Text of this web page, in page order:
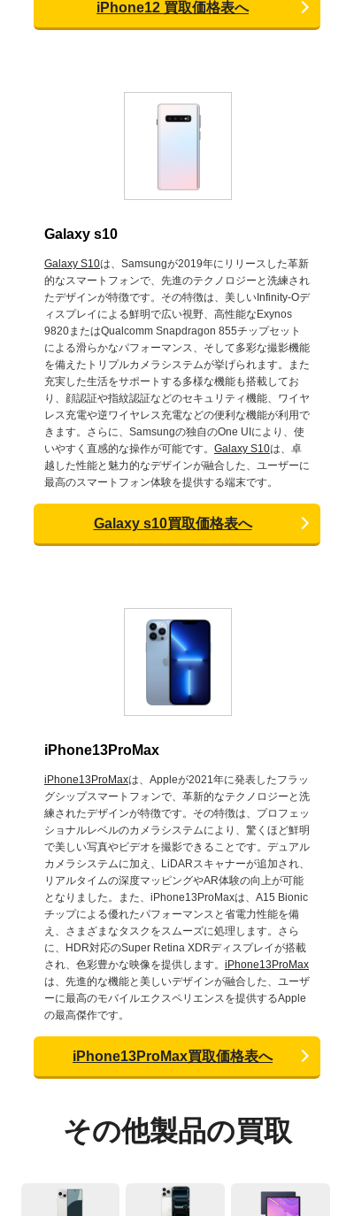
iPhone12 買取価格表へ
Galaxy s10
Galaxy S10は、Samsungが2019年にリリースした革新
的なスマートフォンで、先進のテクノロジーと洗練され
たデザインが特徴です。その特徴は、美しいInfinity-Oデ
ィスプレイによる鮮明で広い視野、高性能なExynos
9820またはQualcomm Snapdragon 855チップセット
による滑らかなパフォーマンス、そして多彩な撮影機能
を備えたトリプルカメラシステムが挙げられます。また
充実した生活をサポートする多様な機能も搭載してお
り、顔認証や指紋認証などのセキュリティ機能、ワイヤ
レス充電や逆ワイヤレス充電などの便利な機能が利用で
きます。さらに、Samsungの独自のOne UIにより、使
いやすく直感的な操作が可能です。 Galaxy S10は、卓
越した性能と魅力的なデザインが融合した、ユーザーに
最高のスマートフォン体験を提供する端末です。
Galaxy s10買取価格表へ
iPhone13ProMax
iPhone13ProMaxは、Appleが2021年に発表したフラッ
グシップスマートフォンで、革新的なテクノロジーと洗
練されたデザインが特徴です。その特徴は、プロフェッ
ショナルレベルのカメラシステムにより、驚くほど鮮明
で美しい写真やビデオを撮影できることです。デュアル
カメラシステムに加え、LiDARスキャナーが追加され、
リアルタイムの深度マッピングやAR体験の向上が可能
となりました。また、iPhone13ProMaxは、A15 Bionic
チップによる優れたパフォーマンスと省電力性能を備
え、さまざまなタスクをスムーズに処理します。さら
に、HDR対応のSuper Retina XDRディスプレイが搭載
され、色彩豊かな映像を提供します。 iPhone13ProMax
は、先進的な機能と美しいデザインが融合した、ユーザ
ーに最高のモバイルエクスペリエンスを提供するApple
の最高傑作です。
iPhone13ProMax買取価格表へ
その他製品の買取